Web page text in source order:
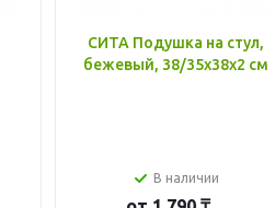
СИТА Подушка на стул,
бежевый, 38/35x38x2 см
В наличии